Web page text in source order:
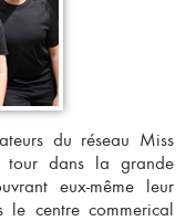
du réseau Miss
tour dans la grande
eux-même leur
le centre commerical